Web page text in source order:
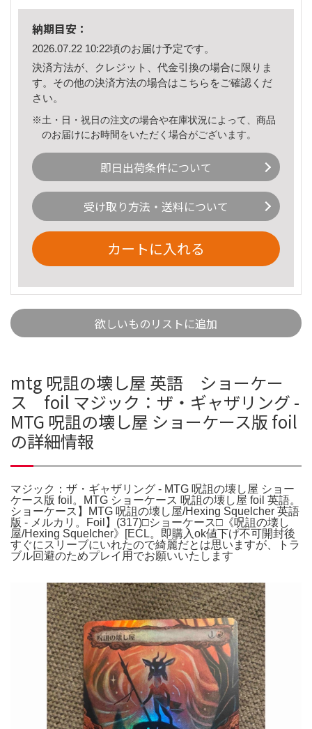
納期目安：
2026.07.22 10:22頃のお届け予定です。
決済方法が、クレジット、代金引換の場合に限りま
す。その他の決済方法の場合はこちら をご確認くだ
さい。
※土・日・祝日の注文の場合や在庫状況によって、商品
のお届けにお時間をいただく場合がございます。
即日出荷条件について
受け取り方法・送料について
カートに入れる
欲しいものリストに追加
mtg 呪詛の壊し屋 英語 ショーケー
ス foil マジック：ザ・ギャザリング -
MTG 呪詛の壊し屋 ショーケース版 foil
の詳細情報
マジック：ザ・ギャザリング - MTG 呪詛の壊し屋 ショー
ケース版 foil。MTG ショーケース 呪詛の壊し屋 foil 英語。
ショーケース】MTG 呪詛の壊し屋/Hexing Squelcher 英語
版 - メルカリ。Foil】(317)□ショーケース□《呪詛の壊し
屋/Hexing Squelcher》[ECL。即購入ok値下げ不可開封後
すぐにスリーブにいれたので綺麗だとは思いますが、トラ
ブル回避のためプレイ用でお願いいたします